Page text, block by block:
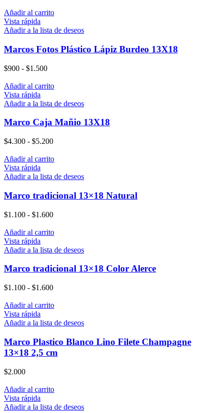
Añadir al carrito
Vista rápida
Añadir a la lista de deseos
Marcos Fotos Plástico Lápiz Burdeo 13X18
$900 - $1.500
Añadir al carrito
Vista rápida
Añadir a la lista de deseos
Marco Caja Mañio 13X18
$4.300 - $5.200
Añadir al carrito
Vista rápida
Añadir a la lista de deseos
Marco tradicional 13×18 Natural
$1.100 - $1.600
Añadir al carrito
Vista rápida
Añadir a la lista de deseos
Marco tradicional 13×18 Color Alerce
$1.100 - $1.600
Añadir al carrito
Vista rápida
Añadir a la lista de deseos
Marco Plastico Blanco Lino Filete Champagne
13×18 2,5 cm
$2.000
Añadir al carrito
Vista rápida
Añadir a la lista de deseos